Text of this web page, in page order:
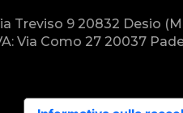
Treviso 9 20832 Desio
Via Como 27 20037